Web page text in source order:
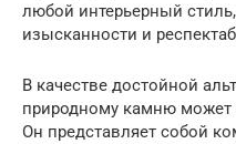
любой интерьерный
изысканности и
В качестве достойной
природному камню может
Он представляет собой